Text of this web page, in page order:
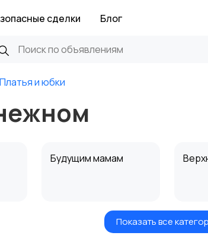
сделки Блог
Платья и юбки
Будущим мамам
Нижнее бельеПоказать все